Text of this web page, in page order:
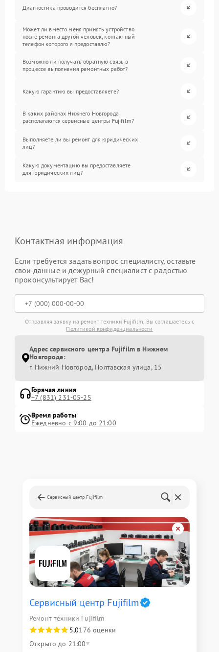
Диагностика проводится бесплатно?
Может ли вместо меня принять устройство
после ремонта другой человек, контактный
телефон которого я предоставлю?
Возможно ли получать обратную связь в
процессе выполнения ремонтных работ?
Какую гарантию вы предоставляете?
В каких районах Нижнего Новгорода
располагаются сервисные центры Fujifilm?
Выполняете ли вы ремонт для юридических
лиц?
Какую документацию вы предоставляете
для юридических лиц?
Контактная информация
Если требуется задать вопрос специалисту, оставьте
свои данные и дежурный специалист с радостью
проконсультирует Вас!
Отправляя заявку на ремонт техники Fujifilm, Вы соглашаетесь с
Политикой конфиденциальности
Адрес сервисного центра Fujifilm в Нижнем
Новгороде:
г. Нижний Новгород, Полтавская улица, 15
Горячая линия
+7 (831) 231-05-25
Время работы
Ежедневно с 9:00 до 21:00
Сервисный центр Fujifilm
Сервисный центр Fujifilm
Ремонт техники Fujifilm
5,0176 оценки
Открыто до 21:00